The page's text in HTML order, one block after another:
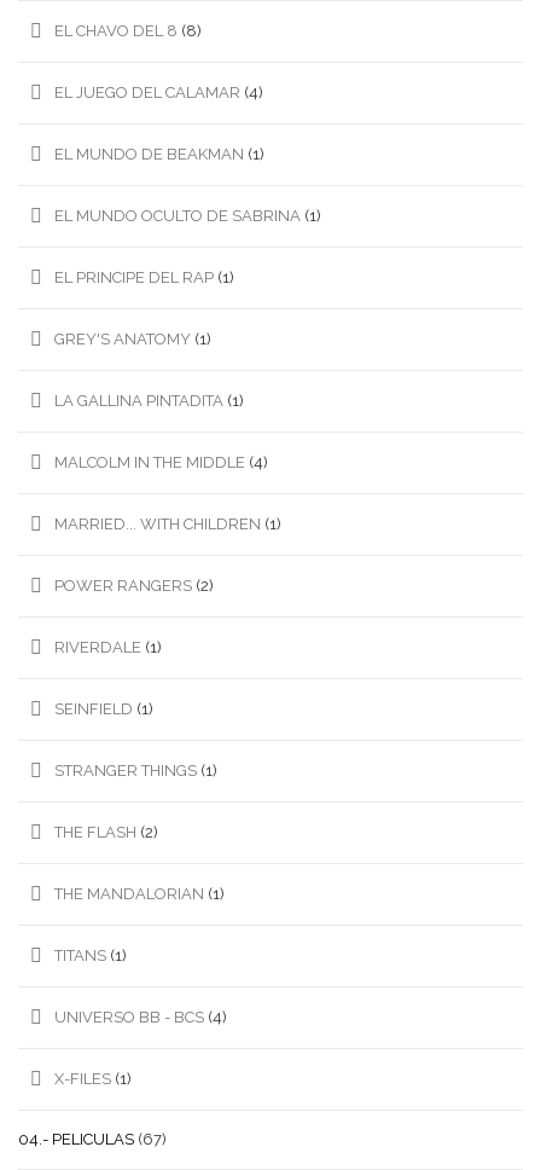
EL CHAVO DEL 8 (8)
EL JUEGO DEL CALAMAR (4)
EL MUNDO DE BEAKMAN (1)
EL MUNDO OCULTO DE SABRINA (1)
EL PRINCIPE DEL RAP (1)
GREY'S ANATOMY (1)
LA GALLINA PINTADITA (1)
MALCOLM IN THE MIDDLE (4)
MARRIED... WITH CHILDREN (1)
POWER RANGERS (2)
RIVERDALE (1)
SEINFIELD (1)
STRANGER THINGS (1)
THE FLASH (2)
THE MANDALORIAN (1)
TITANS (1)
UNIVERSO BB - BCS (4)
X-FILES (1)
04.- PELICULAS (67)